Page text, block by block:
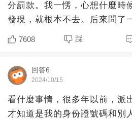
分罰款。我一愣，心想什麼時
發現，就根本不去。后來問了
成有人上門學習的
7608 踩
回答6
2024/10/15
看什麼事情，很多年以前，派
才知道是我的身份證號碼和別